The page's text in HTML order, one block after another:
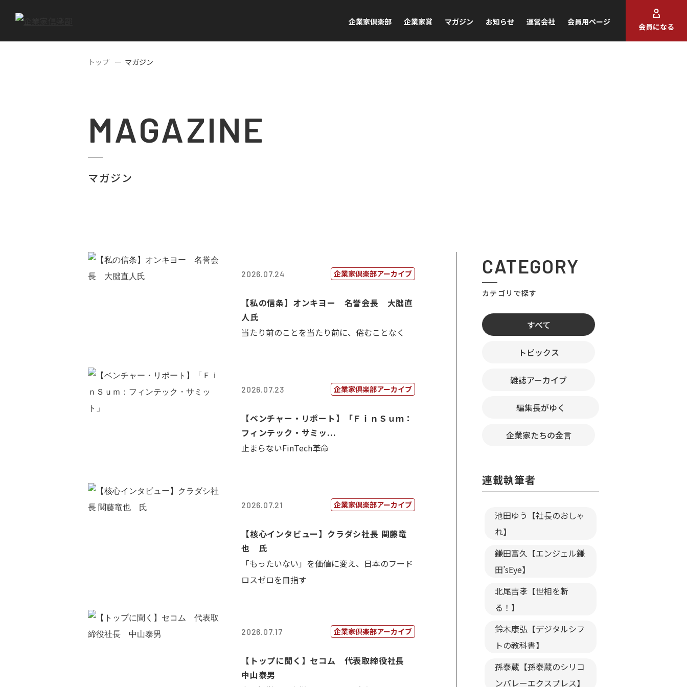
企業家倶楽部 企業家賞 マガジン お知らせ 運営会社 会員用ページ
会員になる
トップ マガジン
MAGAZINE
マガジン
2026.07.24 企業家倶楽部アーカイブ
【私の信条】オンキヨー 名誉会長 大朏直
人氏
当たり前のことを当たり前に、倦むことなく
2026.07.23 企業家倶楽部アーカイブ
【ベンチャー・リポート】「ＦｉｎＳｕｍ：
フィンテック・サミッ...
止まらないFinTech革命
2026.07.21 企業家倶楽部アーカイブ
【核心インタビュー】クラダシ社長 関藤竜
也 氏
「もったいない」を価値に変え、日本のフード
ロスゼロを目指す
2026.07.17 企業家倶楽部アーカイブ
【トップに聞く】セコム 代表取締役社長
中山泰男
CATEGORY
カテゴリで探す
すべて
トピックス
雑誌アーカイブ
編集長がゆく
企業家たちの金言
連載執筆者
池田ゆう【社長のおしゃ
れ】
鎌田富久【エンジェル鎌
田’sEye】
北尾吉孝【世相を斬
る！】
鈴木康弘【デジタルシフ
トの教科書】
孫泰蔵【孫泰蔵のシリコ
ンバレーエクスプレス】